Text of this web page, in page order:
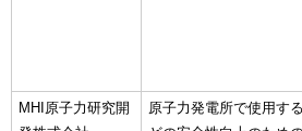
MHI原子力研究開
原子力発電所で使用す